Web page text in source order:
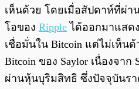
เห็นด้วย โดยเมื่อสัปดาห์ที่ผ่าน
โอของ Ripple ได้ออกมาแสด
เชื่อมั่นใน Bitcoin แต่ไม่เห็น
Bitcoin ของ Saylor เนื่องจาก
ผ่านหุ้นบุริมสิทธิ ซึ่งปัจจุบันร